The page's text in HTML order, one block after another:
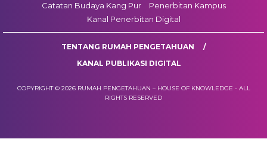
Catatan Budaya Kang Pur
Penerbitan Kampus
Kanal Penerbitan Digital
TENTANG RUMAH PENGETAHUAN
KANAL PUBLIKASI DIGITAL
COPYRIGHT © 2026 RUMAH PENGETAHUAN – HOUSE OF KNOWLEDGE - ALL
RIGHTS RESERVED